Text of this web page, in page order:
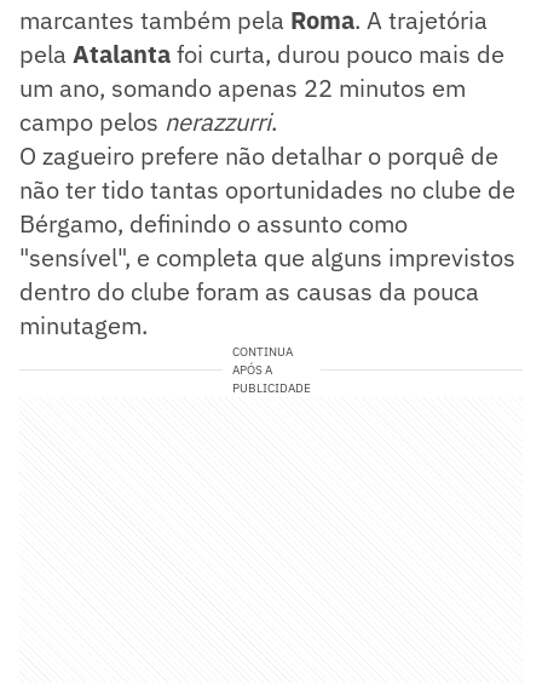
marcantes também pela Roma. A trajetória
pela Atalantafoi curta, durou pouco mais de
um ano, somando apenas 22 minutos em
campo pelos nerazzurri.
O zagueiro prefere não detalhar o porquê de
não ter tido tantas oportunidades no clube de
Bérgamo, definindo o assunto como
"sensível", e completa que alguns imprevistos
dentro do clube foram as causas da pouca
minutagem.
CONTINUA
APÓS A
PUBLICIDADE